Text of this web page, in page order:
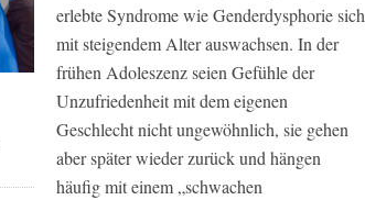
erlebte Syndrome wie Genderdysphorie sich
mit steigendem Alter auswachsen. In der
frühen Adoleszenz seien Gefühle der
Unzufriedenheit mit dem eigenen
Geschlecht nicht ungewöhnlich, sie gehen
aber später wieder zurück und hängen
häufig mit einem „schwachen